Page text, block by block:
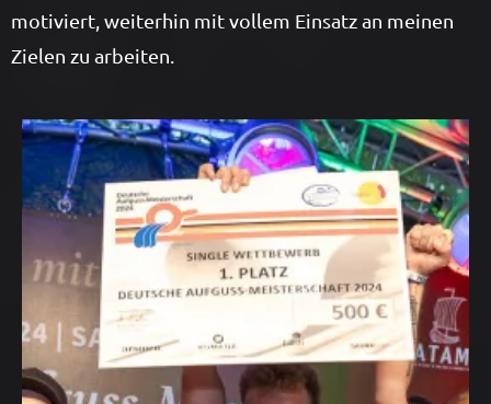
motiviert, weiterhin mit vollem Einsatz an meinen
Zielen zu arbeiten.